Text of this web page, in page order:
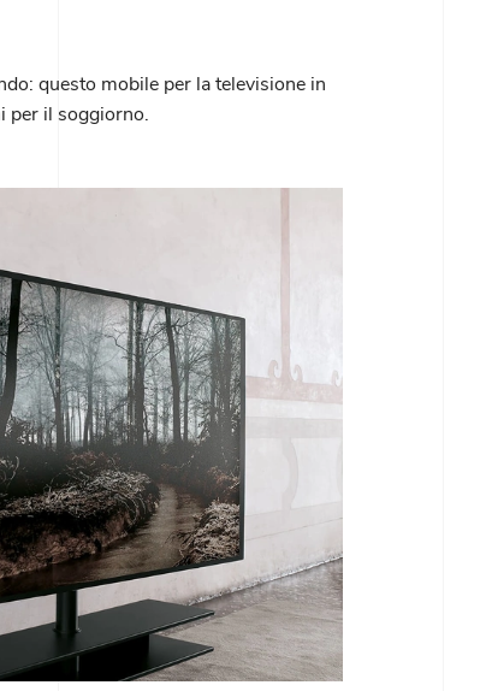
questo mobile per la televisione in
per il soggiorno.